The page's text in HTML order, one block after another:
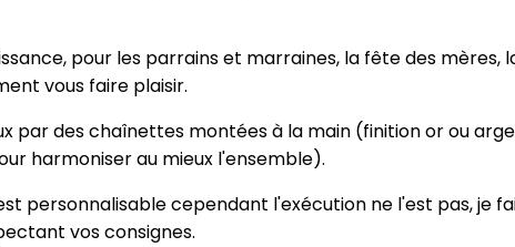
pour les parrains et marraines, la fête des mères,
vous faire plaisir.
par des chaînettes montées à la main (finition or ou
harmoniser au mieux l'ensemble).
personnalisable cependant l'exécution ne l'est pas, je
vos consignes.